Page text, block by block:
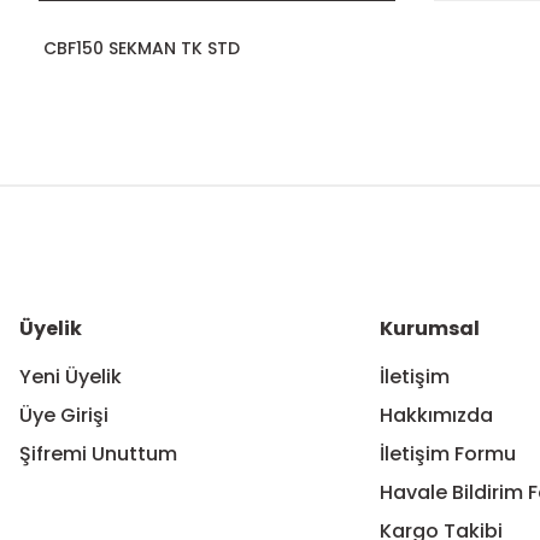
CBF150 SEKMAN TK STD
Ürün bilgilerinde hatalar bulunuyor.
Üyelik
Yeni Üyelik
Üye Girişi
Şifremi Unuttum
Kurumsal
İletişim
Hakkımızda
İletişim Formu
Havale Bildirim
Kargo Takibi